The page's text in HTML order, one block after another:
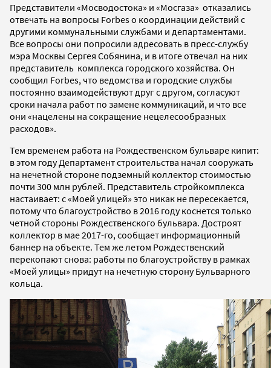
Представители «Мосводостока» и «Мосгаза» отказались
отвечать на вопросы Forbes о координации действий с
другими коммунальными службами и департаментами.
Все вопросы они попросили адресовать в пресс-службу
мэра Москвы Сергея Собянина, и в итоге отвечал на них
представитель комплекса городского хозяйства. Он
сообщил Forbes, что ведомства и городские службы
постоянно взаимодействуют друг с другом, согласуют
сроки начала работ по замене коммуникаций, и что все
они «нацелены на сокращение нецелесообразных
расходов».
Тем временем работа на Рождественском бульваре кипит:
в этом году Департамент строительства начал сооружать
на нечетной стороне подземный коллектор стоимостью
почти 300 млн рублей. Представитель стройкомплекса
настаивает: с «Моей улицей» это никак не пересекается,
потому что благоустройство в 2016 году коснется только
четной стороны Рождественского бульвара. Достроят
коллектор в мае 2017-го, сообщает информационный
баннер на объекте. Тем же летом Рождественский
перекопают снова: работы по благоустройству в рамках
«Моей улицы» придут на нечетную сторону Бульварного
кольца.